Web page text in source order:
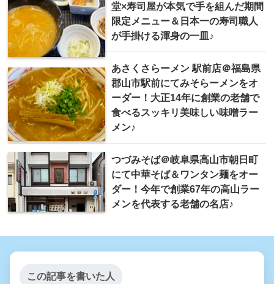
堂×寿司屋が本気で手を組んだ期間
限定メニュー＆日本一の寿司職人
が手掛ける渾身の一皿♪
あさくさらーメン 駅前店＠福島県
郡山市駅前にてみそらーメンをオ
ーダー！大正14年に創業の老舗で
食べるスッキリ美味しい味噌ラー
メン♪
つづみそば＠岐阜県高山市朝日町
にて中華そば＆ワンタン麺をオー
ダー！今年で創業67年の高山ラー
メンを代表する老舗の名店♪
この記事を書いた人